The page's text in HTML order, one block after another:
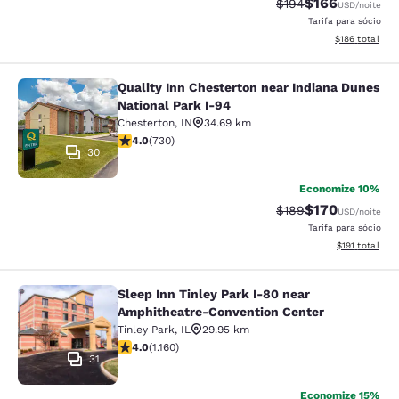
$194 USD/noite
Tarifa para sócio
Exibir
$186 total
Quality Inn Chesterton near
30
Quality Inn Chesterton near Indiana Dunes
National Park I-94
Chesterton, IN
34.69 km
classificação 4.04 estrelas. Muito bom. 730 avaliações
4.0(730)
Economize 10%
Tarifa anterior
$189Tarifa com
$170USD/noite
Tarifa para sócio
Exibir
$191 total
Sleep Inn Tinley Park I-80 near
31
Sleep Inn Tinley Park I-80 near
Amphitheatre-Convention Center
Tinley Park, IL
29.95 km
classificação 4.01 estrelas. Muito bom. 1160 avaliações
4.0(1.160)
Economize 15%